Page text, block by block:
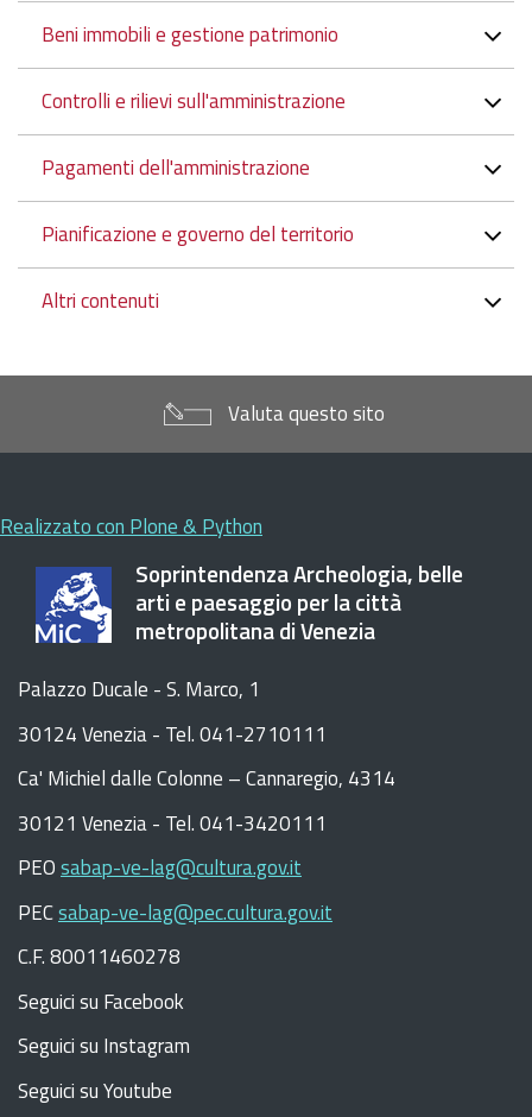
Beni immobili e gestione patrimonio
Controlli e rilievi sull'amministrazione
Pagamenti dell'amministrazione
Pianificazione e governo del territorio
Altri contenuti
Valuta questo sito
Realizzato con Plone & Python
Soprintendenza Archeologia, belle
arti e paesaggio per la città
metropolitana di Venezia
Palazzo Ducale - S. Marco, 1
30124 Venezia - Tel. 041-2710111
Ca' Michiel dalle Colonne – Cannaregio, 4314
30121 Venezia - Tel. 041-3420111
PEOsabap-ve-lag@cultura.gov.it
PECsabap-ve-lag@pec.cultura.gov.it
C.F. 80011460278
Seguici su Facebook
Seguici su Instagram
Seguici su Youtube